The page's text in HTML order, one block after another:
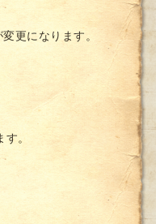
更になります。
。